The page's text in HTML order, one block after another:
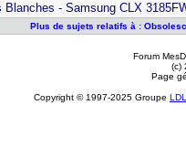
- Samsung CLX
Plus de sujets relatifs à :
Forum
(c)
Page
Copyright © 1997-2025 Groupe